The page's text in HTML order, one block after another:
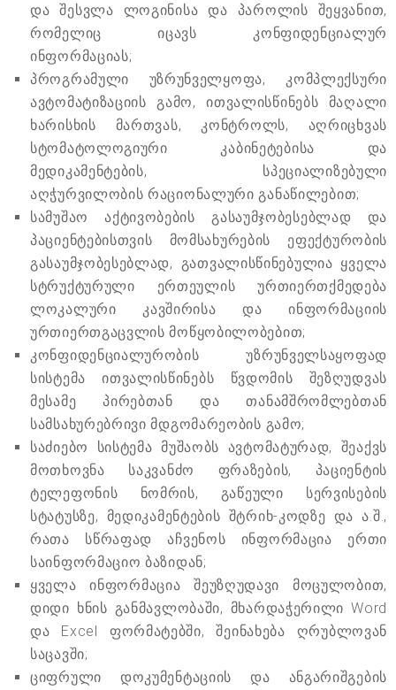
და შესვლა ლოგინისა და პაროლის შეყვანით,
რომელიც იცავს კონფიდენციალურ
ინფორმაციას;
პროგრამული უზრუნველყოფა, კომპლექსური
ავტომატიზაციის გამო, ითვალისწინებს მაღალი
ხარისხის მართვას, კონტროლს, აღრიცხვას
სტომატოლოგიური კაბინეტებისა და
მედიკამენტების, სპეციალიზებული
აღჭურვილობის რაციონალური განაწილებით;
სამუშაო აქტივობების გასაუმჯობესებლად და
პაციენტებისთვის მომსახურების ეფექტურობის
გასაუმჯობესებლად, გათვალისწინებულია ყველა
სტრუქტურული ერთეულის ურთიერთქმედება
ლოკალური კავშირისა და ინფორმაციის
ურთიერთგაცვლის მოწყობილობებით;
კონფიდენციალურობის უზრუნველსაყოფად
სისტემა ითვალისწინებს წვდომის შეზღუდვას
მესამე პირებთან და თანამშრომლებთან
სამსახურებრივი მდგომარეობის გამო;
საძიებო სისტემა მუშაობს ავტომატურად, შეაქვს
მოთხოვნა საკვანძო ფრაზების, პაციენტის
ტელეფონის ნომრის, გაწეული სერვისების
სტატუსზე, მედიკამენტების შტრიხ-კოდზე და ა.შ.,
რათა სწრაფად აჩვენოს ინფორმაცია ერთი
საინფორმაციო ბაზიდან;
ყველა ინფორმაცია შეუზღუდავი მოცულობით,
დიდი ხნის განმავლობაში, მხარდაჭერილი Word
და Excel ფორმატებში, შეინახება ღრუბლოვან
საცავში;
ციფრული დოკუმენტაციის და ანგარიშგების